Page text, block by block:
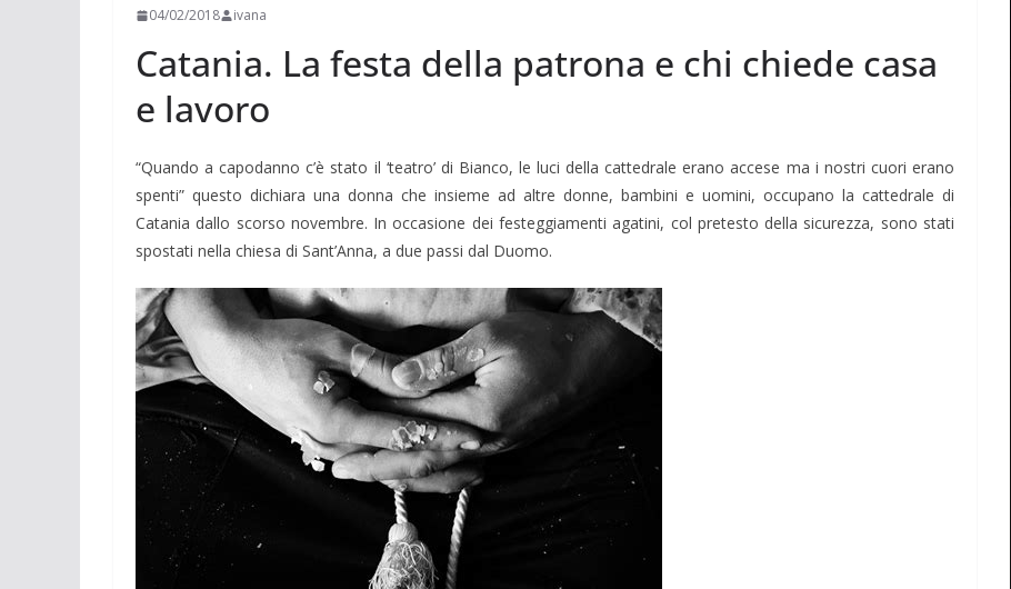
04/02/2018 ivana
Catania. La festa della patrona e chi chiede casa
e lavoro
“Quando a capodanno c’è stato il ‘teatro’ di Bianco, le luci della cattedrale erano accese ma i nostri cuori erano
spenti” questo dichiara una donna che insieme ad altre donne, bambini e uomini, occupano la cattedrale di
Catania dallo scorso novembre. In occasione dei festeggiamenti agatini, col pretesto della sicurezza, sono stati
spostati nella chiesa di Sant’Anna, a due passi dal Duomo.